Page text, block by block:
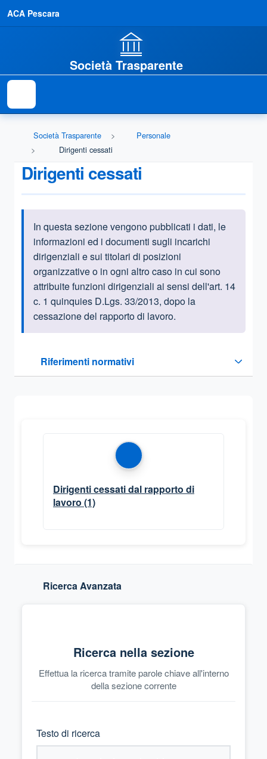
ACA Pescara
Società Trasparente
Società Trasparente
Personale
Dirigenti cessati
Dirigenti cessati
Informazioni introduttive
In questa sezione vengono pubblicati i dati, le
informazioni ed i documenti sugli incarichi
dirigenziali e sui titolari di posizioni
organizzative o in ogni altro caso in cui sono
attribuite funzioni dirigenziali ai sensi dell'art. 14
c. 1 quinquies D.Lgs. 33/2013, dopo la
cessazione del rapporto di lavoro.
Riferimenti normativi
Sezione compressa
Dirigenti cessati dal rapporto di
lavoro (1)
Ricerca Avanzata
Ricerca nella sezione
Effettua la ricerca tramite parole chiave all'interno
della sezione corrente
Testo di ricerca